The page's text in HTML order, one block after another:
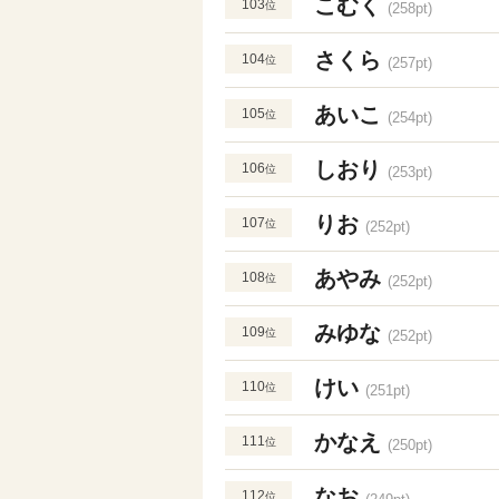
103位 こむく (258pt)
104位 さくら (257pt)
105位 あいこ (254pt)
106位 しおり (253pt)
107位 りお (252pt)
108位 あやみ (252pt)
109位 みゆな (252pt)
110位 けい (251pt)
111位 かなえ (250pt)
112位